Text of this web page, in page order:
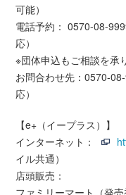
可能）
電話予約： 0570-08-
応）
※団体申込もご相談を承
お問合わせ先：0570-
応）
【e+（イープラス）】
インターネット：
イル共通）
店頭販売：
ファミリーマート（発